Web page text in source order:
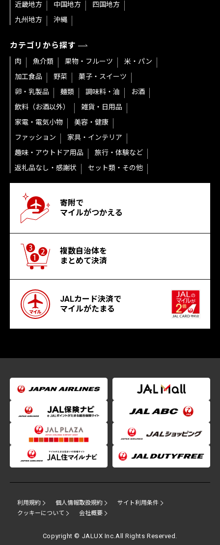
近畿地方
中国地方
四国地方
九州地方
沖縄
カテゴリから探す
肉 魚介類 果物・フルーツ
米・パン
加工食品
野菜
菓子・スイーツ
卵・乳製品
麺類 調味料・油
お酒
飲料（お酒以外）
雑貨・日用品
家電・電気小物
美容・健康
ファッション
家具・インテリア
趣味・アウトドア用品
旅行・体験など
返礼品なし・感謝状
セット類・その他
寄附で
マイルがつかえる
複数自治体を
まとめて決済
JALカード決済で
マイルがたまる
利用規約 個人情報取扱規約
サイト利用条件
クッキーについて
会社概要
Copyright © JALUX Inc.All Rights Reserved.